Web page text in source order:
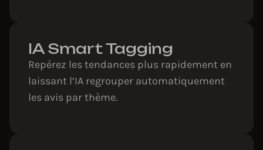
IA Smart Tagging
Repérez les tendances plus rapidement en
laissant l’IA regrouper automatiquement
les avis par thème.